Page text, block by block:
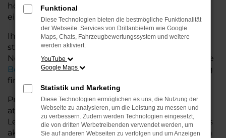
höchsten Fahrkomfort, innovative Features und
eine herausragende Wirtschaftlichkeit.
Ihr Audi Autohaus in der Nähe von Nordenham
steht Ihnen mit einer breiten Auswahl an
Neuwagen zur Seite und bietet Ihnen umfassende
Beratung, damit Sie das für Sie passende Fahrzeug
finden.
Profitieren Sie von zusätzlichen Services wie
attraktiven Finanzierungsmöglichkeiten,
Leasingangeboten und der Inzahlungnahme Ihres
aktuellen Fahrzeugs. Besuchen Sie uns und lassen
Funktional
Diese Technologien bieten die bestmögliche Funktionalität
der Webseite. Services von Drittanbietern wie Google
Maps, Chats, Fahrzeugbewertungssystem und weitere
werden aktiviert.
YouTube
Google Maps
Statistik und Marketing
Diese Technologien ermöglichen es uns, die Nutzung der
Webseite zu analysieren, um die Leistung zu messen und
zu verbessern. Zudem werden Technologien eingesetzt,
die von dritten Werbetreibenden verwendet werden, um
Sie auf anderen Webseiten zu verfolgen und um Anzeigen